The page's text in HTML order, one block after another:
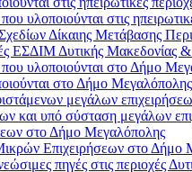
υλοποιούνται στις
Δίκαιης Μετάβασης
ΕΣΔΙΜ Δυτικής Μακεδονίας
υλοποιούνται στο Δήμο
στο Δήμο Μεγαλόπολης
μεγάλων
και υπό σύσταση μεγάλων
στο Δήμο Μεγαλόπολης
Επιχειρήσεων στο Δήμο
πηγές στις περιοχές